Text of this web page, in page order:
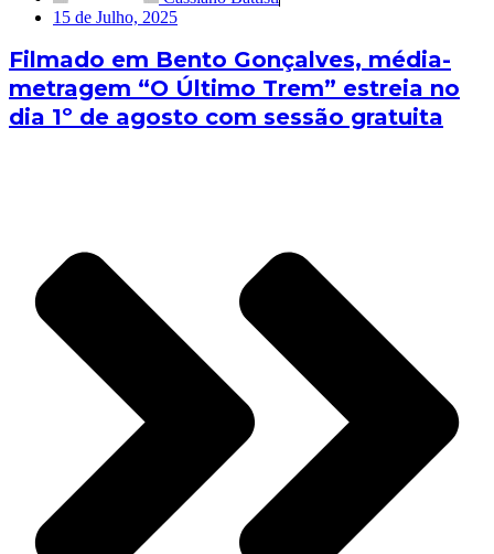
15 de Julho, 2025
Filmado em Bento Gonçalves, média-
metragem “O Último Trem” estreia no
dia 1º de agosto com sessão gratuita